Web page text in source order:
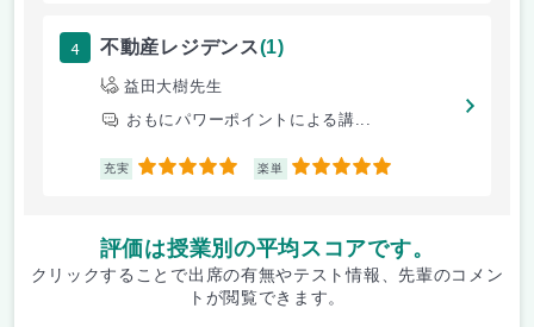
4 不動産レジデンス(1)
益田大樹先生
おもにパワーポイントによる講...
充実 5 楽単 5
評価は授業別の平均スコアです。
クリックすることで出席の有無やテスト情報、先輩のコメン
トが閲覧できます。